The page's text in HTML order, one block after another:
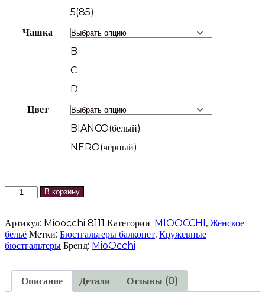
5(85)
Чашка
B
C
D
Цвет
BIANCO(белый)
NERO(чёрный)
Количество
товара
балконет
Mioocchi
8111
В корзину
Артикул: Mioocchi 8111 Категории: MIOOCCHI, Женское
бельё Метки: Бюстгальтеры балконет, Кружевные
бюстгальтеры Бренд: MioOcchi
Описание Детали Отзывы (0)